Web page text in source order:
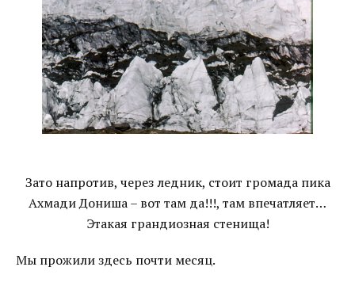
Зато напротив, через ледник, стоит громада пика
Ахмади Дониша – вот там да!!!, там впечатляет…
Этакая грандиозная стенища!
Мы прожили здесь почти месяц.